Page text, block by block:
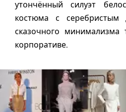
утончённый силуэт
костюма с
сказочного минимализма
корпоративе.